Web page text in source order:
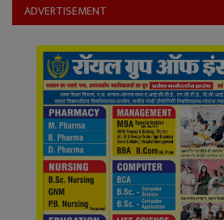
ADVERTISEMENT